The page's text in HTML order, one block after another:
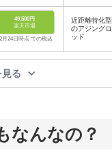
49,500円
楽天市場
24日時点 での税込
近距離特化型
のアジングロ
ッド
る
なんなの？